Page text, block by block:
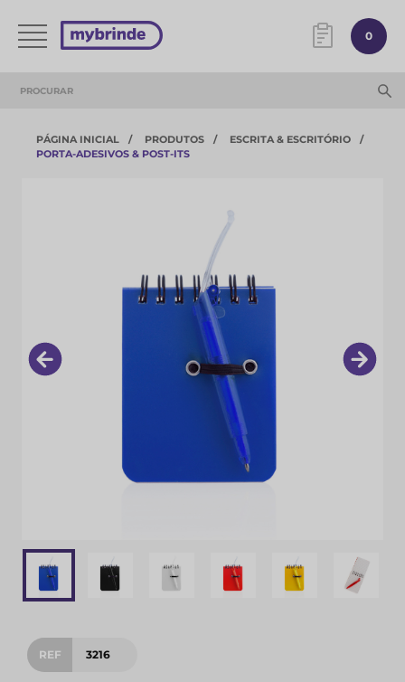
0
PÁGINA INICIAL PRODUTOS
ESCRITA & ESCRITÓRIO
PORTA-ADESIVOS & POST-ITS
REF 3216